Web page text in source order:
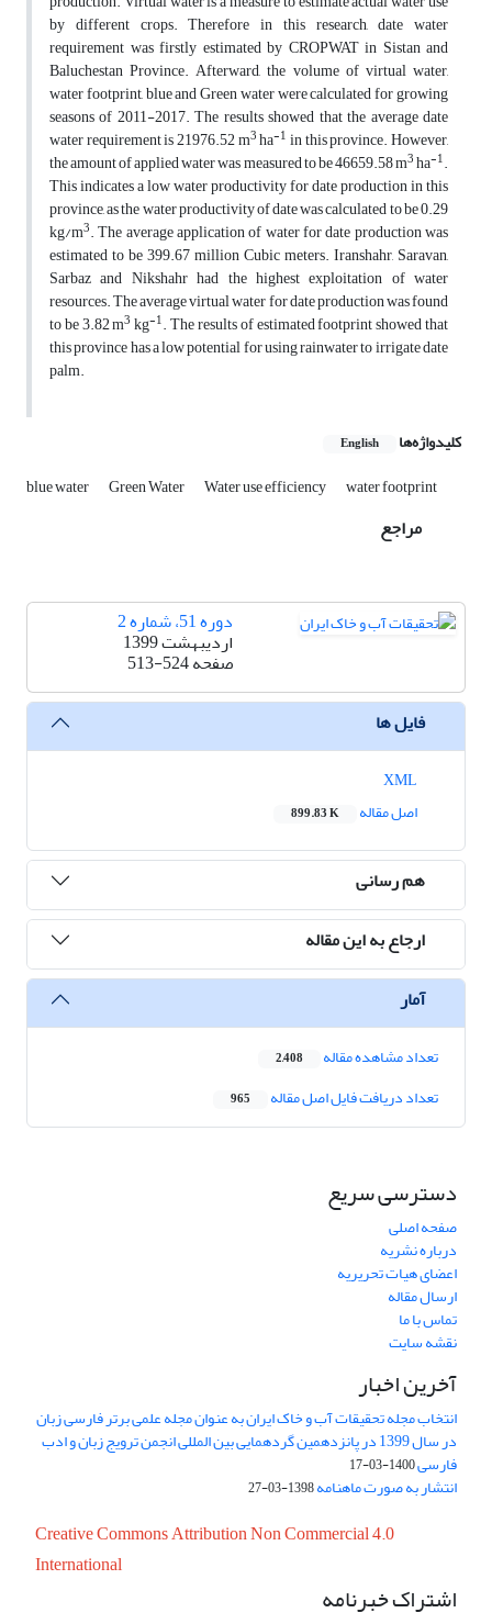
by different crops. Therefore in this research, date water
requirement was firstly estimated by CROPWAT in Sistan and
Baluchestan Province. Afterward, the volume of virtual water,
water footprint, blue and Green water were calculated for growing
seasons of 2011-2017. The results showed that the average date
water requirement is 21976.52 m3ha-1 in this province. However,
the amount of applied water was measured to be 46659.58 m3ha-1.
This indicates a low water productivity for date production in this
province, as the water productivity of date was calculated to be 0.29
kg/m3. The average application of water for date production was
estimated to be 399.67 million Cubic meters. Iranshahr, Saravan,
Sarbaz and Nikshahr had the highest exploitation of water
resources. The average virtual water for date production was found
to be 3.82 m3 kg-1. The results of estimated footprint showed that
this province has a low potential for using rainwater to irrigate date
palm.
کلیدواژه‌ها English
blue water Green Water Water use efficiency water footprint
مراجع
دوره 51، شماره 2
اردیبهشت 1399
صفحه513-524
فایل ها
اصل مقاله
899.83 K
هم رسانی
ارجاع به این مقاله
آمار
تعداد مشاهده مقاله 2,408
تعداد دریافت فایل اصل مقاله 965
دسترسی سریع
صفحه اصلی
درباره نشریه
اعضای هیات تحریریه
ارسال مقاله
تماس با ما
نقشه سایت
آخرین اخبار
انتخاب مجله تحقیقات آب و خاک ایران به عنوان مجله علمی برتر فارسی زبان
در سال 1399 در پانزدهمین گردهمایی بین المللی انجمن ترویج زبان و ادب
فارسی1400-03-17
انتشار به صورت ماهنامه1398-03-27
Creative Commons Attribution Non Commercial 4.0
International
اشتراک خبرنامه